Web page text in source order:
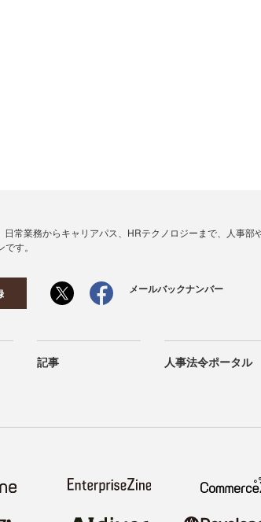
日常業務からキャリアパス、HRテクノロジーまで、人事
す。
メールバックナンバー
記事 人事法令ポータル